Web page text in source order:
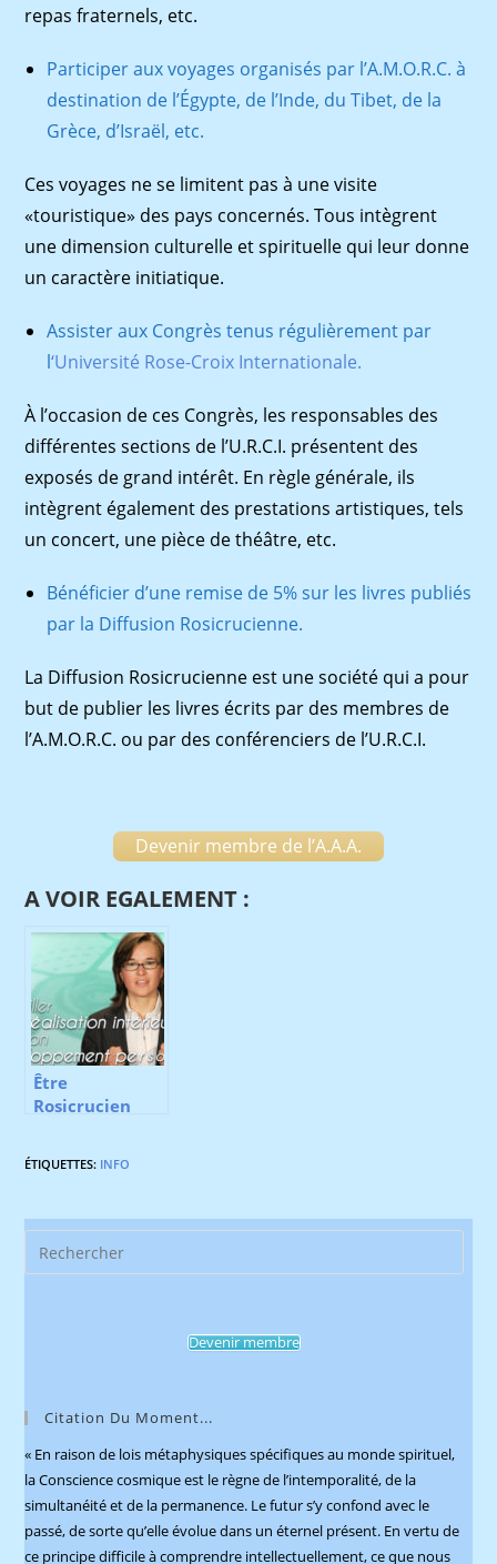
repas fraternels, etc.
Participer aux voyages organisés par l’A.M.O.R.C. à
destination de l’Égypte, de l’Inde, du Tibet, de la
Grèce, d’Israël, etc.
Ces voyages ne se limitent pas à une visite
«touristique» des pays concernés. Tous intègrent
une dimension culturelle et spirituelle qui leur donne
un caractère initiatique.
Assister aux Congrès tenus régulièrement par
l‘Université Rose-Croix Internationale.
À l’occasion de ces Congrès, les responsables des
différentes sections de l’U.R.C.I. présentent des
exposés de grand intérêt. En règle générale, ils
intègrent également des prestations artistiques, tels
un concert, une pièce de théâtre, etc.
Bénéficier d’une remise de 5% sur les livres publiés
par la Diffusion Rosicrucienne.
La Diffusion Rosicrucienne est une société qui a pour
but de publier les livres écrits par des membres de
l’A.M.O.R.C. ou par des conférenciers de l’U.R.C.I.
Devenir membre de l’A.A.A.
A VOIR EGALEMENT :
Être
Rosicrucien
ÉTIQUETTES: INFO
Devenir membre
Citation Du Moment...
« En raison de lois métaphysiques spécifiques au monde spirituel,
la Conscience cosmique est le règne de l’intemporalité, de la
simultanéité et de la permanence. Le futur s’y confond avec le
passé, de sorte qu’elle évolue dans un éternel présent. En vertu de
ce principe difficile à comprendre intellectuellement, ce que nous